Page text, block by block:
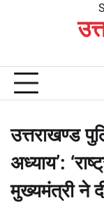
उत्तराखण्ड
अध्याय’:
मुख्यमंत्री ने